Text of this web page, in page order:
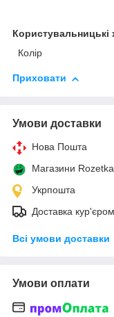
Користувальницькі
Колір
Приховати
Умови доставки
Нова Пошта
Магазини Rozetka
Укрпошта
Доставка кур'єром
Всі умови доставки
Умови оплати